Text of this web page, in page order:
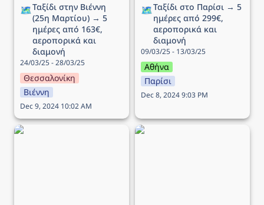
🗺️Ταξίδι στην Βιέννη
(25η Μαρτίου) → 5
ημέρες από 163€,
αεροπορικά και
διαμονή
24/03/25 - 28/03/25
Θεσσαλονίκη
Βιέννη
Dec 9, 2024 10:02 AM
🗺️Ταξίδι στο Παρίσι → 5
ημέρες από 299€,
αεροπορικά και
διαμονή
09/03/25 - 13/03/25
Αθήνα
Παρίσι
Dec 8, 2024 9:03 PM
Ταξίδι στην Στοκχόλμη →
Ταξίδι στην Κοπεγχάγη →